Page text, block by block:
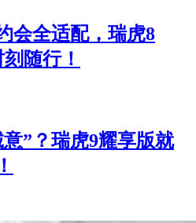
会全适配，瑞虎8
随行！
”？瑞虎9耀享版就